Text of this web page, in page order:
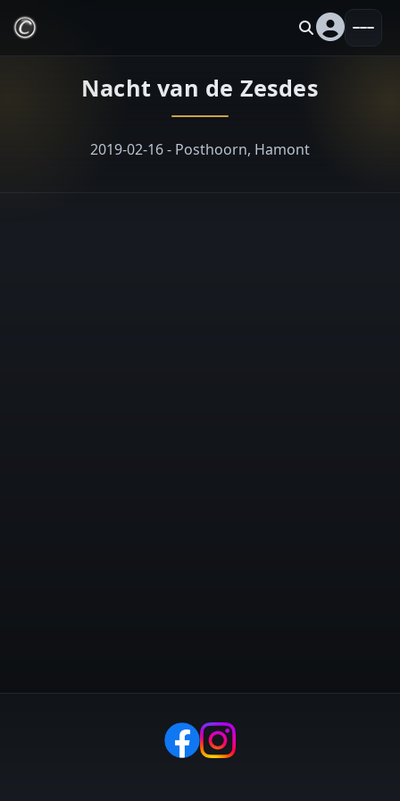
Nacht van de Zesdes
2019-02-16 - Posthoorn, Hamont